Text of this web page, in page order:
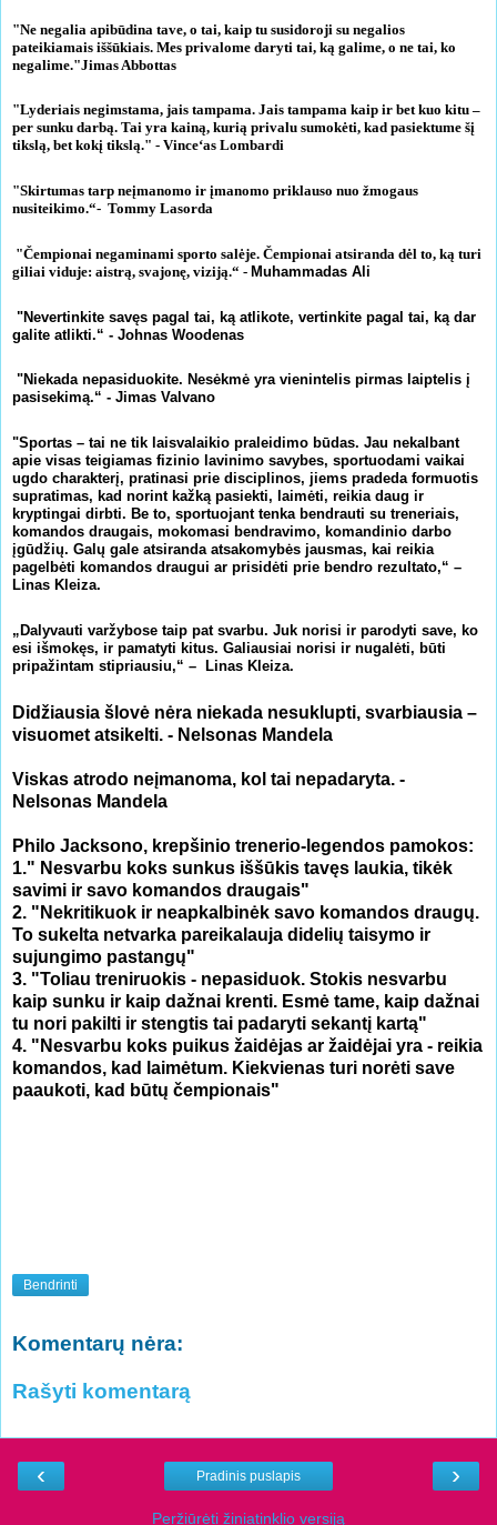
"Ne negalia apibūdina tave, o tai, kaip tu susidoroji su negalios
pateikiamais iššūkiais. Mes privalome daryti tai, ką galime, o ne tai, ko
negalime."Jimas Abbottas
"Lyderiais negimstama, jais tampama. Jais tampama kaip ir bet kuo kitu –
per sunku darbą. Tai yra kainą, kurią privalu sumokėti, kad pasiektume šį
tikslą, bet kokį tikslą." - Vince‘as Lombardi
"Skirtumas tarp neįmanomo ir įmanomo priklauso nuo žmogaus
nusiteikimo.“- Tommy Lasorda
"Čempionai negaminami sporto salėje. Čempionai atsiranda dėl to, ką turi
giliai viduje: aistrą, svajonę, viziją.“ - Muhammadas Ali
"Nevertinkite savęs pagal tai, ką atlikote, vertinkite pagal tai, ką dar
galite atlikti.“ - Johnas Woodenas
"Niekada nepasiduokite. Nesėkmė yra vienintelis pirmas laiptelis į
pasisekimą.“ - Jimas Valvano
"Sportas – tai ne tik laisvalaikio praleidimo būdas. Jau nekalbant
apie visas teigiamas fizinio lavinimo savybes, sportuodami vaikai
ugdo charakterį, pratinasi prie disciplinos, jiems pradeda formuotis
supratimas, kad norint kažką pasiekti, laimėti, reikia daug ir
kryptingai dirbti. Be to, sportuojant tenka bendrauti su treneriais,
komandos draugais, mokomasi bendravimo, komandinio darbo
įgūdžių. Galų gale atsiranda atsakomybės jausmas, kai reikia
pagelbėti komandos draugui ar prisidėti prie bendro rezultato,“ –
Linas Kleiza.
„Dalyvauti varžybose taip pat svarbu. Juk norisi ir parodyti save, ko
esi išmokęs, ir pamatyti kitus. Galiausiai norisi ir nugalėti, būti
pripažintam stipriausiu,“ – Linas Kleiza.
Didžiausia šlovė nėra niekada nesuklupti, svarbiausia –
visuomet atsikelti. - Nelsonas Mandela
Viskas atrodo neįmanoma, kol tai nepadaryta. -
Nelsonas Mandela
Philo Jacksono, krepšinio trenerio-legendos pamokos:
1." Nesvarbu koks sunkus iššūkis tavęs laukia, tikėk
savimi ir savo komandos draugais"
2. "Nekritikuok ir neapkalbinėk savo komandos draugų.
To sukelta netvarka pareikalauja didelių taisymo ir
sujungimo pastangų"
3. "Toliau treniruokis - nepasiduok. Stokis nesvarbu
kaip sunku ir kaip dažnai krenti. Esmė tame, kaip dažnai
tu nori pakilti ir stengtis tai padaryti sekantį kartą"
4. "Nesvarbu koks puikus žaidėjas ar žaidėjai yra - reikia
komandos, kad laimėtum. Kiekvienas turi norėti save
paaukoti, kad būtų čempionais"
Bendrinti
Komentarų nėra:
Rašyti komentarą
‹ ›
Pradinis puslapis
Peržiūrėti žiniatinklio versiją